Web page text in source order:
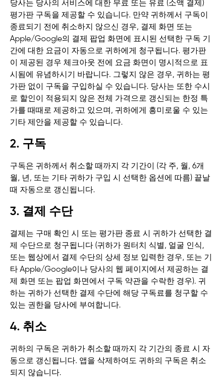
당사는 당사의 서비스에 대한 무료 또는 유료 (소액 결제)
평가판 구독을 제공할 수 있습니다. 만약 귀하께서 구독이
종료되기 전에 취소하지 않으신 경우, 결제 화면 또는
Apple/Google의 결제 팝업 화면에 표시된 선택한 구독 기
간에 대한 요금이 자동으로 귀하에게 청구됩니다. 평가판
이 제공된 경우 체크아웃 전에 요금 화면이 명시적으로 표
시됨에 유념하시기 바랍니다. 그렇지 않은 경우, 귀하는 평
가판 없이 구독을 구입하실 수 있습니다. 당사는 또한 수시
로 할인이 적용되지 않은 전체 가격으로 갱신되는 한정 특
가를 때때로 제공하고 있으며, 귀하에게 흥미로울 수 있는
기타 제안을 제공할 수 있습니다.
2. 구독
구독은 귀하께서 취소할 때까지 각 기간이 (각 주, 월, 6개
월, 년, 또는 기타 귀하가 구입 시 선택한 옵션에 따름) 끝날
때 자동으로 갱신됩니다.
3. 결제 수단
결제는 구매 확인 시 또는 평가판 종료 시 귀하가 선택한 결
제 수단으로 청구됩니다 (귀하가 원터치 식별, 얼굴 인식,
또는 웹상에서 결제 수단의 상세 정보 입력한 경우, 또는 기
타 Apple/Google이나 당사의 웹 페이지에서 제공하는 결
제 화면 또는 팝업 화면에서 구독 약관을 수락한 경우). 귀
하는 귀하가 선택한 결제 수단에 해당 구독료를 청구할 수
있는 권한을 당사에 부여합니다.
4. 취소
귀하의 구독은 귀하가 취소할 때까지 각 기간의 종료 시 자
동으로 갱신됩니다. 앱을 삭제하여도 귀하의 구독은 취소
되지 않습니다.